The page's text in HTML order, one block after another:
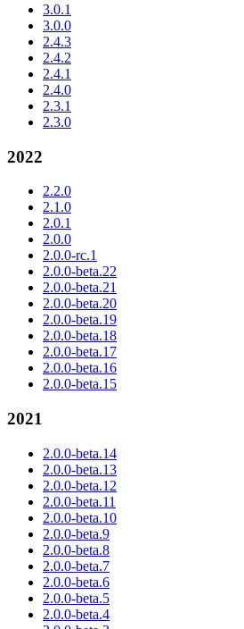
3.0.1
3.0.0
2.4.3
2.4.2
2.4.1
2.4.0
2.3.1
2.3.0
2022
2.2.0
2.1.0
2.0.1
2.0.0
2.0.0-rc.1
2.0.0-beta.22
2.0.0-beta.21
2.0.0-beta.20
2.0.0-beta.19
2.0.0-beta.18
2.0.0-beta.17
2.0.0-beta.16
2.0.0-beta.15
2021
2.0.0-beta.14
2.0.0-beta.13
2.0.0-beta.12
2.0.0-beta.11
2.0.0-beta.10
2.0.0-beta.9
2.0.0-beta.8
2.0.0-beta.7
2.0.0-beta.6
2.0.0-beta.5
2.0.0-beta.4